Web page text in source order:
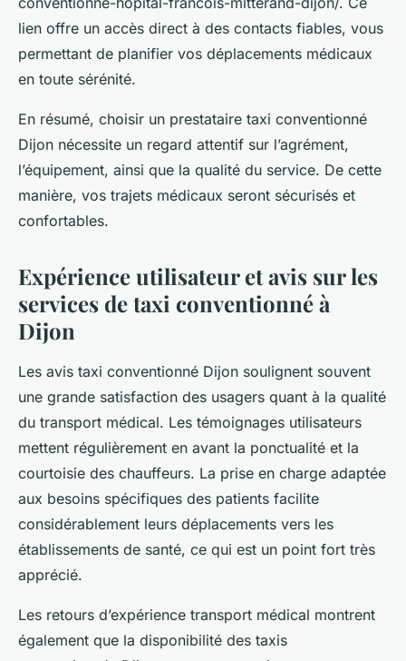
lien offre un accès direct à des contacts fiables, vous
permettant de planifier vos déplacements médicaux
en toute sérénité.
En résumé, choisir un prestataire taxi conventionné
Dijon nécessite un regard attentif sur l’agrément,
l’équipement, ainsi que la qualité du service. De cette
manière, vos trajets médicaux seront sécurisés et
confortables.
Expérience utilisateur et avis sur les
services de taxi conventionné à
Dijon
Les avis taxi conventionné Dijon soulignent souvent
une grande satisfaction des usagers quant à la qualité
du transport médical. Les témoignages utilisateurs
mettent régulièrement en avant la ponctualité et la
courtoisie des chauffeurs. La prise en charge adaptée
aux besoins spécifiques des patients facilite
considérablement leurs déplacements vers les
établissements de santé, ce qui est un point fort très
apprécié.
Les retours d’expérience transport médical montrent
également que la disponibilité des taxis